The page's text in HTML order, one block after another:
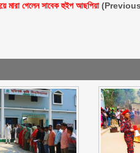
মারা গেলেন সাবেক হুইপ আছপিয়া(Previous